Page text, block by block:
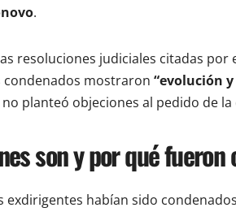
.
resoluciones judiciales citadas
condenados mostraron “evolución
no planteó objeciones al pedido de
son y por qué fueron
exdirigentes habían sido